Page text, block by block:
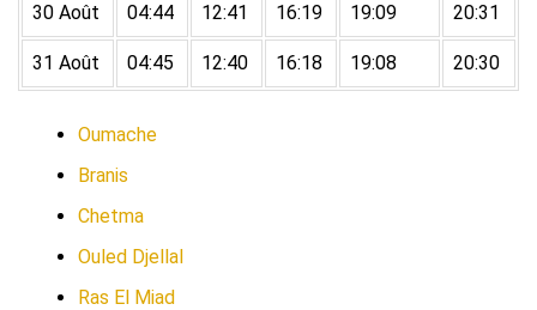
30 Août 04:44 12:41 16:19 19:09 20:31
31 Août 04:45 12:40 16:18 19:08 20:30
Oumache
Branis
Chetma
Ouled Djellal
Ras El Miad